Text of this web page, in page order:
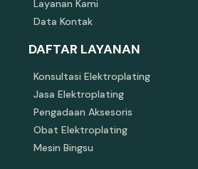
Layanan Kami
Data Kontak
DAFTAR LAYANAN
Konsultasi Elektroplating
Jasa Elektroplating
Pengadaan Aksesoris
Obat Elektroplating
Mesin Bingsu